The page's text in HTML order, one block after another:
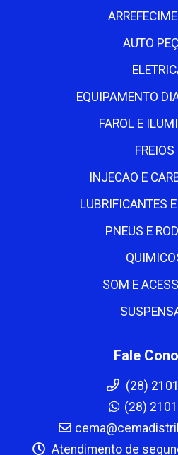
AUTO
EQUIPAMENTO
FAROL E
FREIOS
INJECAO E
LUBRIFICANTES
PNEUS E
SOM E
Fale
(28)
(28)
Atendimento de